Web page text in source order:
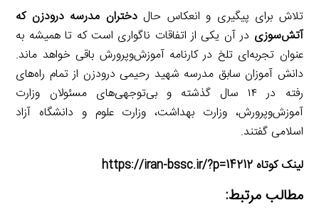
تلاش برای پیگیری و انعکاس حالدختران مدرسه درودزن که
آتش‌سوزی در آن یکی از اتفاقات ناگواری است که تا همیشه به
عنوان تجربه‌ای تلخ در کارنامه آموزش‌وپرورش باقی خواهد ماند.
دانش آموزان سابق مدرسه شهید رحیمی درودزن از تمام راه‌های
رفته در ۱۴ سال گذشته و بی‌توجهی‌های مسئولان وزارت
آموزش‌وپرورش، وزارت بهداشت، وزارت علوم و دانشگاه آزاد
اسلامی گفتند.
لینک کوتاه https://iran-bssc.ir/?p=14212
مطالب مرتبط: